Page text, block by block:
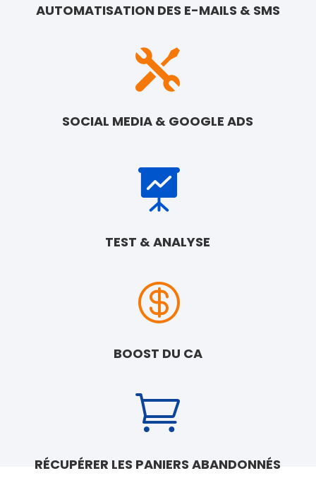
AUTOMATISATION DES E-MAILS & SMS

SOCIAL MEDIA & GOOGLE ADS

TEST & ANALYSE

BOOST DU CA

RÉCUPÉRER LES PANIERS ABANDONNÉS